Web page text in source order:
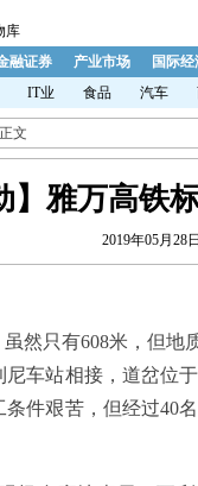
库
融证券 产业市场 国际经
IT业 食品 汽车
文
】雅万高铁
2019年05月28
只有608米，但地
车站相接，道岔位
件艰苦，但经过40